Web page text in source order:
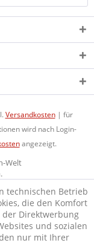
Versandkosten| für
wird nach Login-
angezeigt.
Welt
technischen Betrieb
die den Komfort
der Direktwerbung
und sozialen
nur mit Ihrer